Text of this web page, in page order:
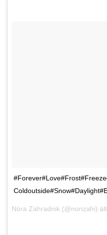
Nóra Zahradnik (@norizahi)